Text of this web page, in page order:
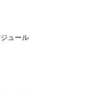
ュール